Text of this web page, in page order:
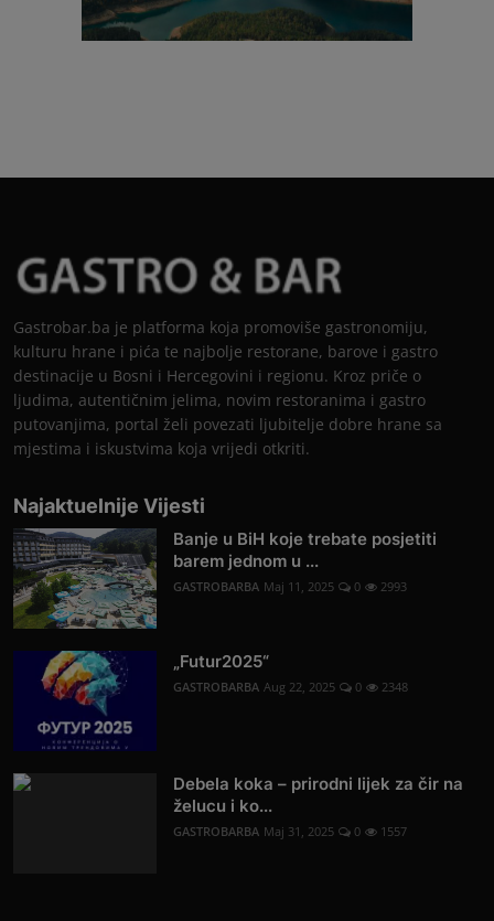
Gastrobar.ba je platforma koja promoviše gastronomiju,
kulturu hrane i pića te najbolje restorane, barove i gastro
destinacije u Bosni i Hercegovini i regionu. Kroz priče o
ljudima, autentičnim jelima, novim restoranima i gastro
putovanjima, portal želi povezati ljubitelje dobre hrane sa
mjestima i iskustvima koja vrijedi otkriti.
Najaktuelnije Vijesti
Banje u BiH koje trebate posjetiti
barem jednom u ...
GASTROBARBA Maj 11, 2025 0 2993
„Futur2025“
GASTROBARBA Aug 22, 2025 0 2348
Debela koka – prirodni lijek za čir na
želucu i ko...
GASTROBARBA Maj 31, 2025 0 1557